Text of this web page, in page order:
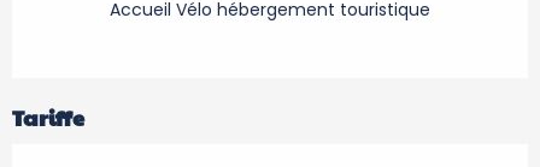
Accueil Vélo hébergement touristique
Tariffe